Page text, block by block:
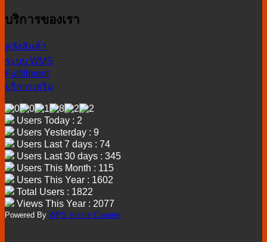
บริการของเรา
คลังสินค้า
ระบบ WMS
Fulfillment
บริการเสริม
Users Today : 2
Users Yesterday : 9
Users Last 7 days : 74
Users Last 30 days : 345
Users This Month : 115
Users This Year : 1602
Total Users : 1822
Views This Year : 2077
Powered By WPS Visitor Counter